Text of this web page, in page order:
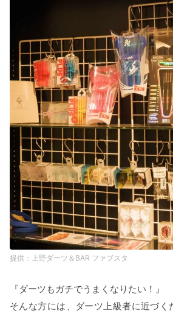
上野ダーツ＆BAR ファブスタ
『ダーツもガチでうまくなりたい！』
そんな方には、ダーツ上級者に近づく